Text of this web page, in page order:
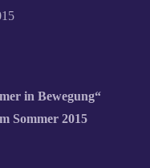
in Bewegung“
Sommer 2015